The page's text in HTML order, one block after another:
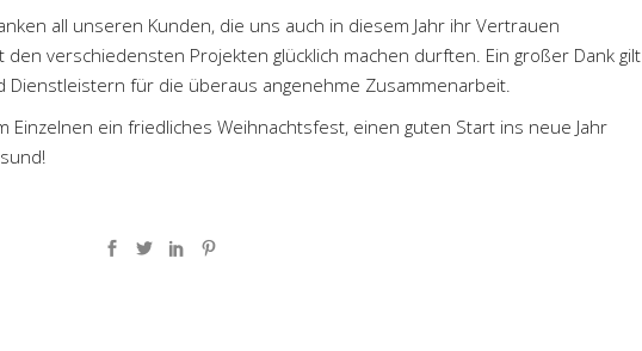
all unseren Kunden, die uns auch in diesem Jahr ihr Vertrauen
verschiedensten Projekten glücklich machen durften. Ein großer Dank gilt
für die überaus angenehme Zusammenarbeit.
Einzelnen ein friedliches Weihnachtsfest, einen guten Start ins neue Jahr